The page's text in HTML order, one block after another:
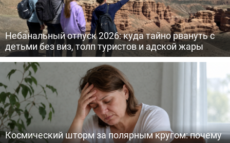
Небанальный отпуск 2026: куда тайно рвануть с
детьми без виз, толп туристов и адской жары
Космический шторм за полярным кругом: почему